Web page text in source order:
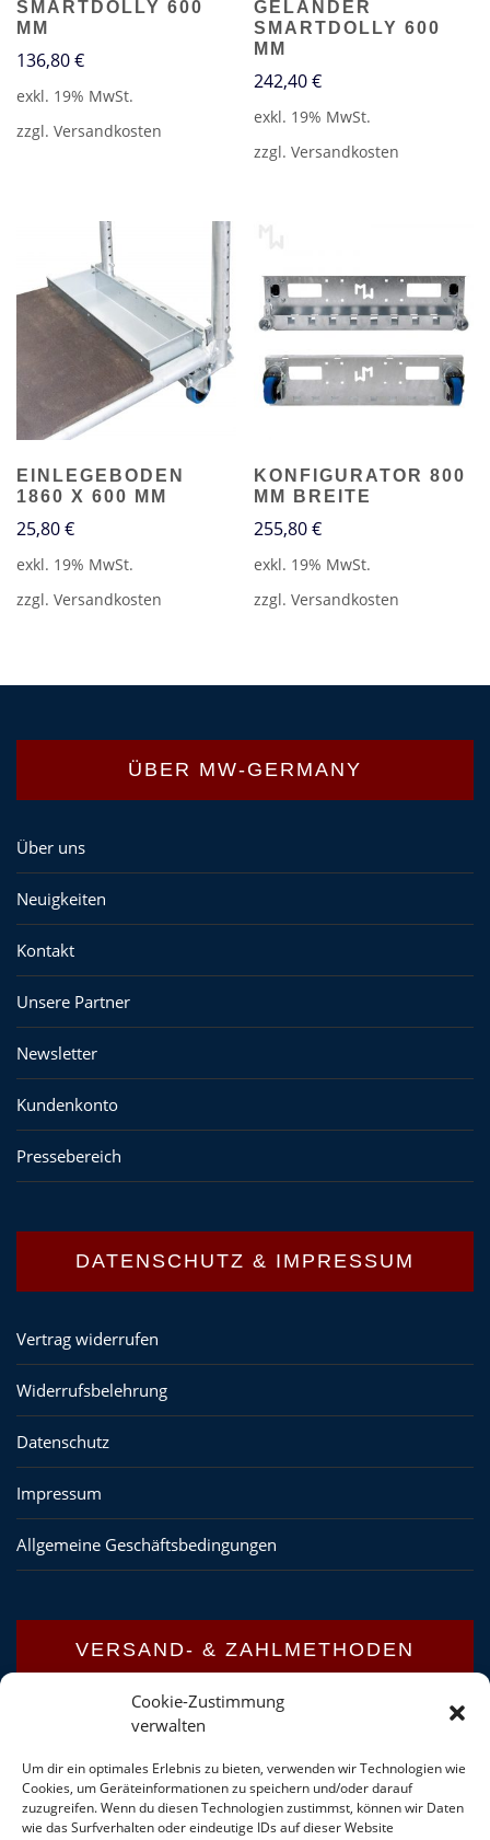
Cookie-Zustimmung
verwalten
Um dir ein optimales Erlebnis zu bieten, verwenden wir Technologien wie
Cookies, um Geräteinformationen zu speichern und/oder darauf
zuzugreifen. Wenn du diesen Technologien zustimmst, können wir Daten
wie das Surfverhalten oder eindeutige IDs auf dieser Website
SMARTDOLLY 600
MM
136,80€
exkl. 19% MwSt.
zzgl. Versandkosten
GELÄNDER
SMARTDOLLY 600
MM
242,40€
exkl. 19% MwSt.
zzgl.Versandkosten
EINLEGEBODEN
1860 X 600 MM
25,80€
exkl. 19% MwSt.
zzgl. Versandkosten
KONFIGURATOR 800
MM BREITE
255,80€
exkl. 19% MwSt.
zzgl.Versandkosten
ÜBER MW-GERMANY
Über uns
Neuigkeiten
Kontakt
Unsere Partner
Newsletter
Kundenkonto
Pressebereich
DATENSCHUTZ & IMPRESSUM
Vertrag widerrufen
Widerrufsbelehrung
Datenschutz
Impressum
Allgemeine Geschäftsbedingungen
VERSAND- & ZAHLMETHODEN
Versandinformationen
Zahlungsarten